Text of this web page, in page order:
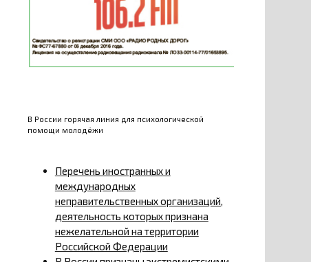
В России горячая линия для психологической
помощи молодёжи
Перечень иностранных и
международных
неправительственных организаций,
деятельность которых признана
нежелательной на территории
Российской Федерации